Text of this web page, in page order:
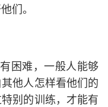
们。
困难，一般人能够
他人怎样看他们的
别的训练，才能有